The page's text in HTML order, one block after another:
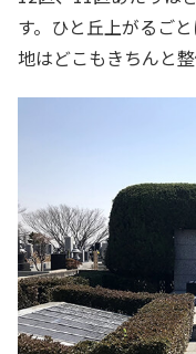
す。ひと丘上がるご
地はどこもきちんと整